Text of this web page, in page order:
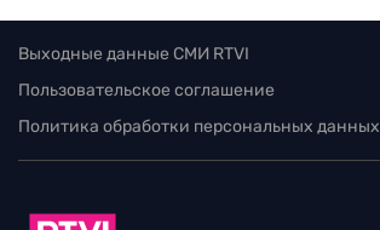
Выходные данные СМИ RTVI
Пользовательское соглашение
Политика обработки персональных данных